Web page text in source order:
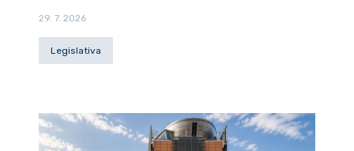
29. 7. 2026
Legislativa